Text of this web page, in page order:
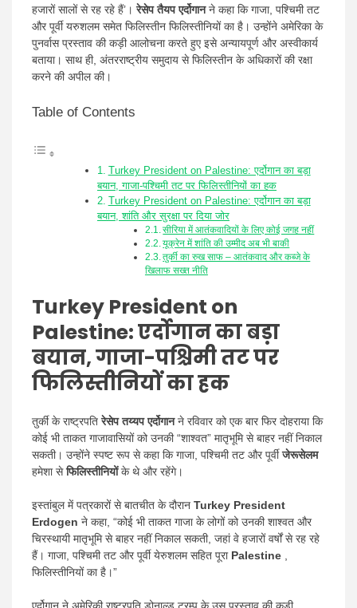
हजारों सालों से रह रहे हैं’।रेसेप तैयप एर्दोगानने कहा कि गाजा, पश्चिमी तट
और पूर्वी यरुशलम समेत फिलिस्तीन फिलिस्तीनियों का है। उन्होंने अमेरिका के
पुनर्वास प्रस्ताव की कड़ी आलोचना करते हुए इसे अन्यायपूर्ण और अस्वीकार्य
बताया। साथ ही, अंतरराष्ट्रीय समुदाय से फिलिस्तीन के अधिकारों की रक्षा
करने की अपील की।
Table of Contents
Turkey President on Palestine: एर्दोगान का बड़ा
बयान, गाजा-पश्चिमी तट पर फिलिस्तीनियों का हक
Turkey President on Palestine: एर्दोगान का बड़ा
बयान, शांति और सुरक्षा पर दिया जोर
सीरिया में आतंकवादियों के लिए कोई जगह नहीं
यूक्रेन में शांति की उम्मीद अब भी बाकी
तुर्की का रुख साफ – आतंकवाद और कब्जे के
खिलाफ सख्त नीति
Turkey President on
Palestine: एर्दोगान का बड़ा
बयान, गाजा-पश्चिमी तट पर
फिलिस्तीनियों का हक
तुर्की के राष्ट्रपतिरेसेप तय्यप एर्दोगानने रविवार को एक बार फिर दोहराया कि
कोई भी ताकत गाजावासियों को उनकी “शाश्वत” मातृभूमि से बाहर नहीं निकाल
सकती। उन्होंने स्पष्ट रूप से कहा कि गाजा, पश्चिमी तट और पूर्वीजेरूसेलम
हमेशा सेफिलिस्तीनियोंके थे और रहेंगे।
इस्तांबुल में पत्रकारों से बातचीत के दौरान Turkey President
Erdogen ने कहा, “कोई भी ताकत गाजा के लोगों को उनकी शाश्वत और
चिरस्थायी मातृभूमि से बाहर नहीं निकाल सकती, जहां वे हजारों वर्षों से रह रहे
हैं। गाजा, पश्चिमी तट और पूर्वी येरुशलम सहित पूरा Palestine
फिलिस्तीनियों का है।”